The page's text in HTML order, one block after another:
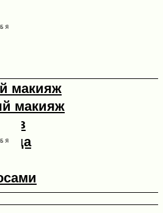
макияж
макияж